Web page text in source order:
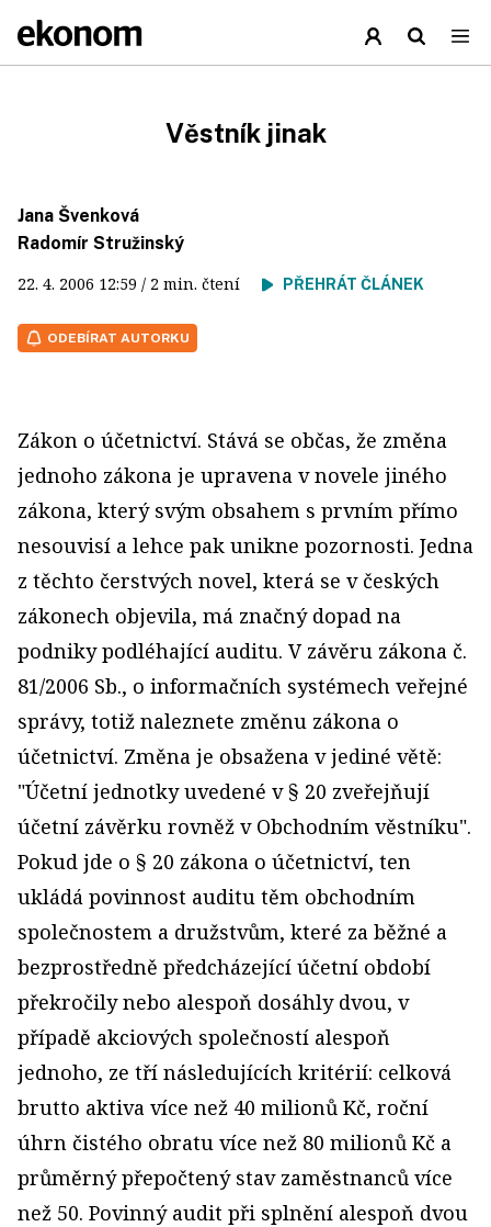
Věstník jinak
Jana Švenková
Radomír Stružinský
22. 4. 2006 12:59 / 2 min. čtení PŘEHRÁT ČLÁNEK
ODEBÍRAT AUTORKU
Zákon o účetnictví. Stává se občas, že změna
jednoho zákona je upravena v novele jiného
zákona, který svým obsahem s prvním přímo
nesouvisí a lehce pak unikne pozornosti. Jedna
z těchto čerstvých novel, která se v českých
zákonech objevila, má značný dopad na
podniky podléhající auditu. V závěru zákona č.
81/2006 Sb., o informačních systémech veřejné
správy, totiž naleznete změnu zákona o
účetnictví. Změna je obsažena v jediné větě:
"Účetní jednotky uvedené v § 20 zveřejňují
účetní závěrku rovněž v Obchodním věstníku".
Pokud jde o § 20 zákona o účetnictví, ten
ukládá povinnost auditu těm obchodním
společnostem a družstvům, které za běžné a
bezprostředně předcházející účetní období
překročily nebo alespoň dosáhly dvou, v
případě akciových společností alespoň
jednoho, ze tří následujících kritérií: celková
brutto aktiva více než 40 milionů Kč, roční
úhrn čistého obratu více než 80 milionů Kč a
průměrný přepočtený stav zaměstnanců více
než 50. Povinný audit při splnění alespoň dvou